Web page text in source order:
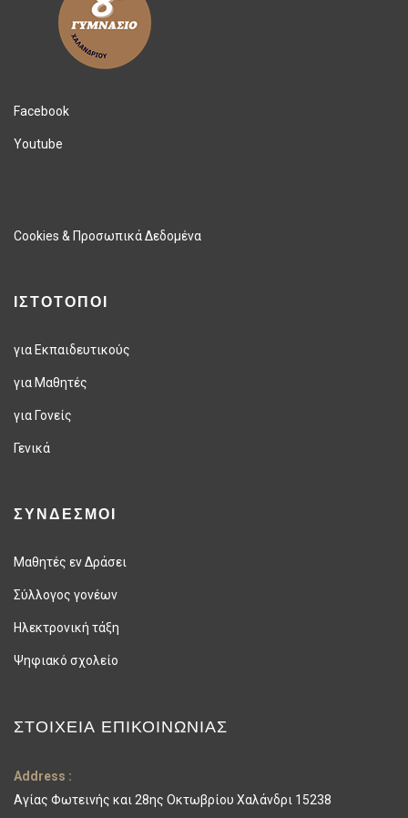
Facebook
Youtube
Cookies & Προσωπικά Δεδομένα
ΙΣΤΟΤΟΠΟΙ
για Εκπαιδευτικούς
για Μαθητές
για Γονείς
Γενικά
ΣΥΝΔΕΣΜΟΙ
Μαθητές εν Δράσει
Σύλλογος γονέων
Ηλεκτρονική τάξη
Ψηφιακό σχολείο
ΣΤΟΙΧΕΊΑ ΕΠΙΚΟΙΝΩΝΊΑΣ
Address :
Αγίας Φωτεινής και 28ης Οκτωβρίου Χαλάνδρι 15238